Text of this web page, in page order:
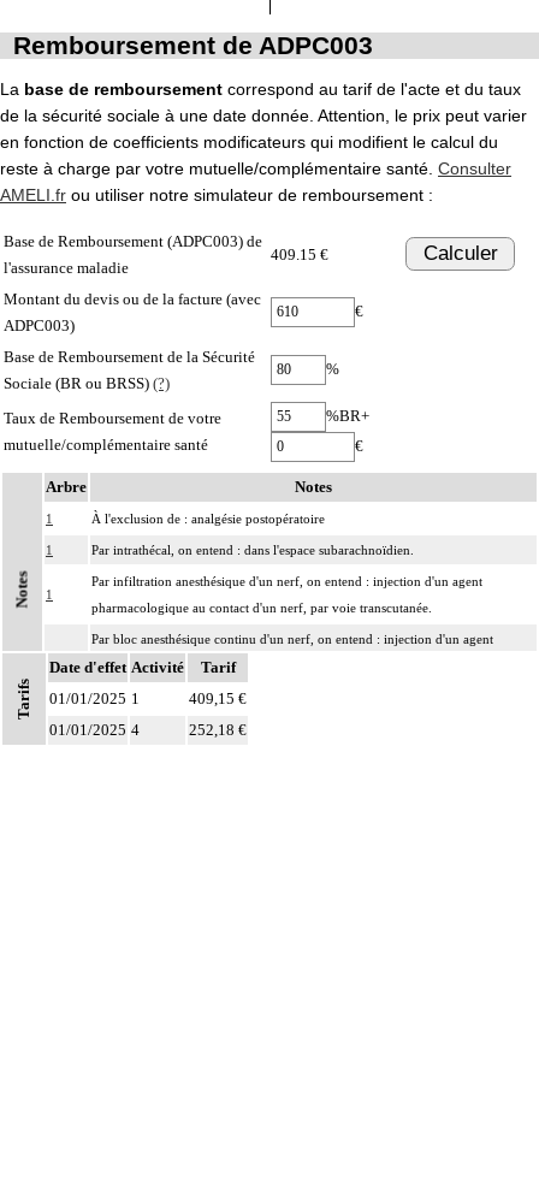
Remboursement de ADPC003
La base de remboursement correspond au tarif de l'acte et du taux
de la sécurité sociale à une date donnée. Attention, le prix peut varier
en fonction de coefficients modificateurs qui modifient le calcul du
reste à charge par votre mutuelle/complémentaire santé. Consulter
AMELI.fr ou utiliser notre simulateur de remboursement :
Base de Remboursement (ADPC003) de
l'assurance maladie
409.15 € Calculer
Montant du devis ou de la facture (avec
ADPC003)
€
Base de Remboursement de la Sécurité
Sociale (BR ou BRSS) (?)
%
Taux de Remboursement de votre
mutuelle/complémentaire santé
%BR+
€
Notes
Arbre Notes
1 À l'exclusion de : analgésie postopératoire
1 Par intrathécal, on entend : dans l'espace subarachnoïdien.
1
Par infiltration anesthésique d'un nerf, on entend : injection d'un agent
pharmacologique au contact d'un nerf, par voie transcutanée.
1
Par bloc anesthésique continu d'un nerf, on entend : injection d'un agent
pharmacologique au contact d'un nerf avec pose d'un cathéter, par voie
transcutanée.
Tarifs
Date d'effet Activité
Tarif
01/01/2025 1
409,15 €
01/01/2025 4 252,18 €